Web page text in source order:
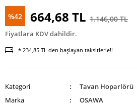
%42 664,68 TL 1.146,00 TL
Fiyatlara KDV dahildir.
* 234,85 TL den başlayan taksitlerle!!
Kategori
Tavan Hoparlörü
Marka
OSAWA